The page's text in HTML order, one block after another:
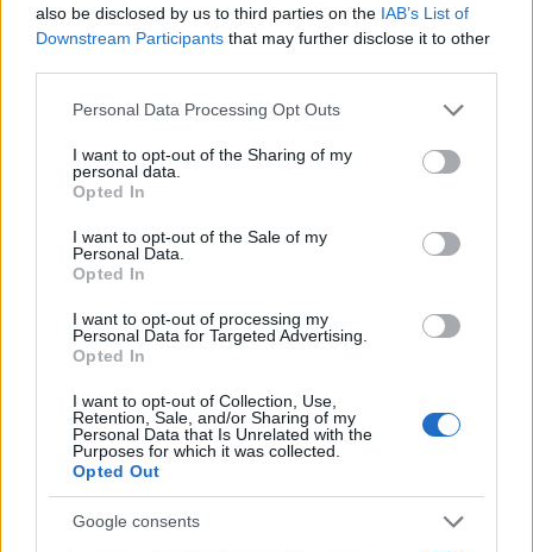
also be disclosed by us to third parties on the IAB’s List of
Downstream Participants that may further disclose it to other
Please note that this website/app uses one or more Google
not limited to your visit or usage behaviour. You may click to
grant or deny consent to Google and its third-party tags to
use your data for below specified purposes in below Google
consent section.
Personal Data Processing Opt Outs
I want to opt-out of the Sharing of my
personal data.
Opted In
I want to opt-out of the Sale of my
Personal Data.
Opted In
I want to opt-out of processing my
Personal Data for Targeted Advertising.
Opted In
I want to opt-out of Collection, Use,
Retention, Sale, and/or Sharing of my
Personal Data that Is Unrelated with the
Purposes for which it was collected.
Opted Out
Google consents
mondo.
AUTORE